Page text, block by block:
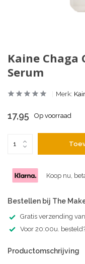
Kaine Chaga
Serum
Merk:
17,95 Op voorraad
Koop nu,
Bestellen bij The
Gratis verzending
Voor 20:00u.
Productomschrijving